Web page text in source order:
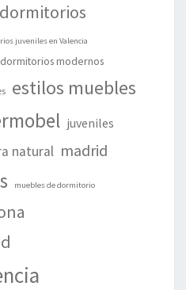
dormitorios
juveniles en Valencia
dormitorios modernos
estilos muebles
juveniles
natural madrid
muebles de dormitorio